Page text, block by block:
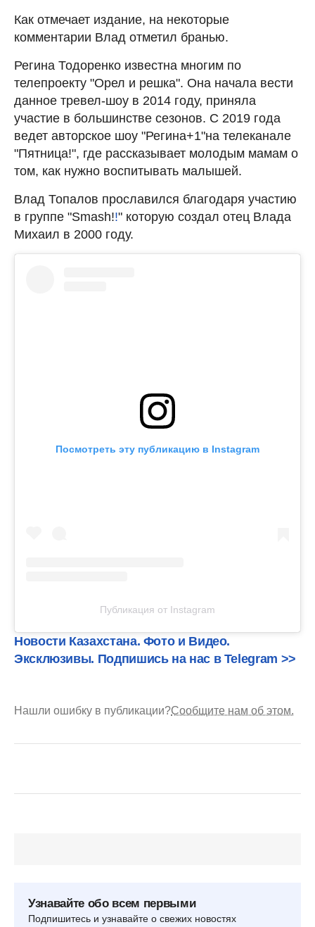
Как отмечает издание, на некоторые
комментарии Влад отметил бранью.
Регина Тодоренко известна многим по
телепроекту "Орел и решка". Она начала вести
данное тревел-шоу в 2014 году, приняла
участие в большинстве сезонов. С 2019 года
ведет авторское шоу "Регина+1"на телеканале
"Пятница!", где рассказывает молодым мамам о
том, как нужно воспитывать малышей.
Влад Топалов прославился благодаря участию
в группе "Smash!!" которую создал отец Влада
Михаил в 2000 году.
Посмотреть эту публикацию в Instagram
Публикация от Instagram
Новости Казахстана. Фото и Видео.
Эксклюзивы. Подпишись на нас в Telegram >>
Нашли ошибку в публикации?Сообщите нам об этом.
Узнавайте обо всем первыми
Подпишитесь и узнавайте о свежих новостях